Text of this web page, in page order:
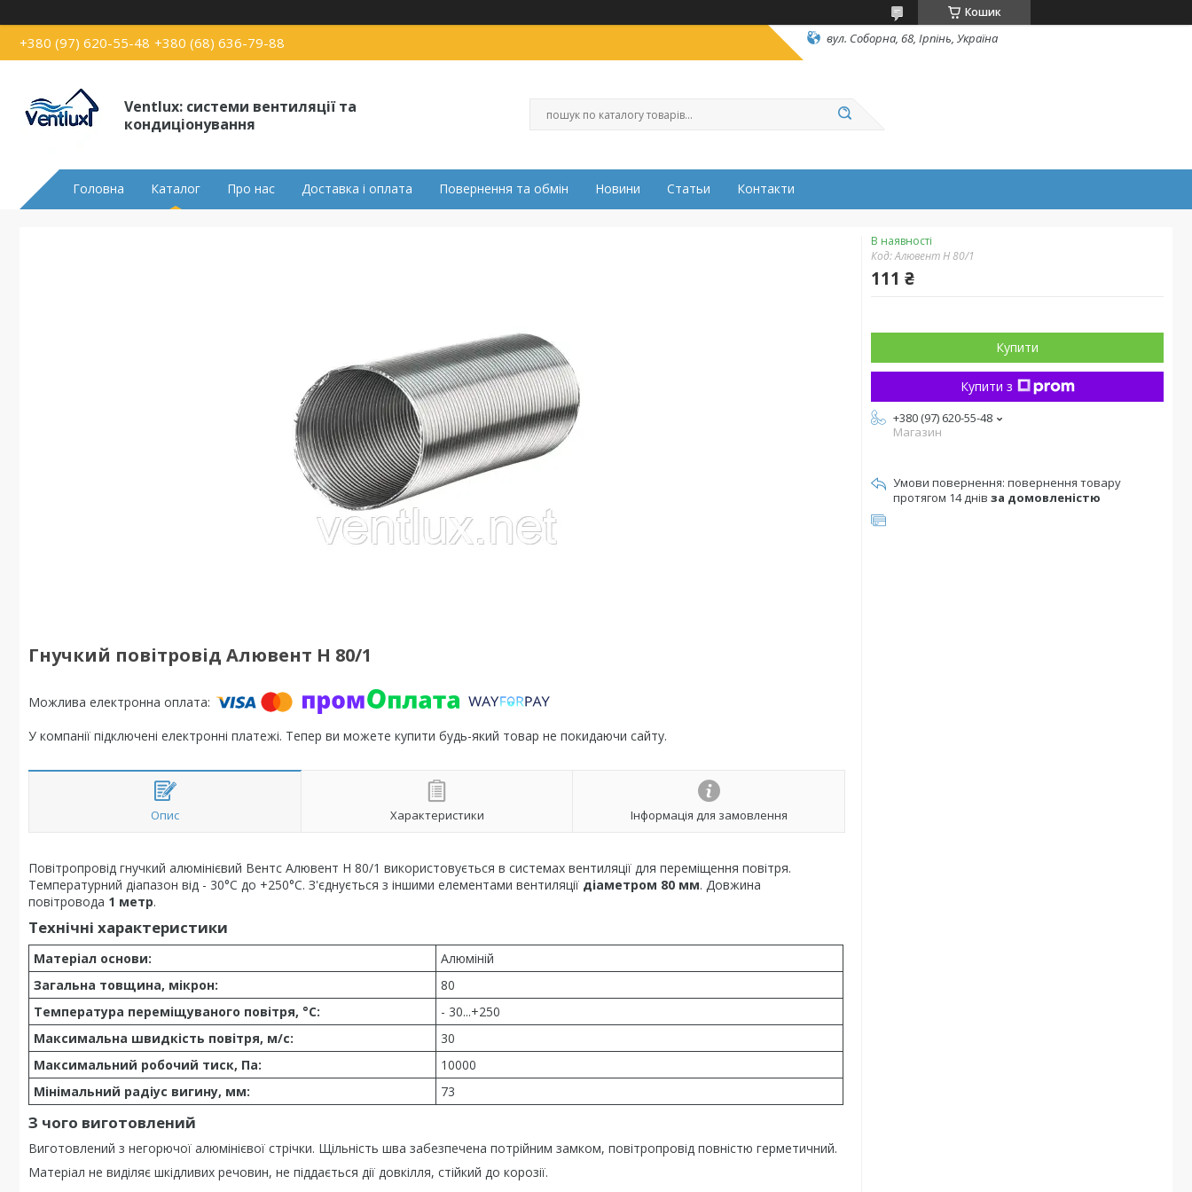
Кошик
+380 (97) 620-55-48 +380 (68) 636-79-88 вул. Соборна, 68, Ірпінь, Україна
Ventlux: системи вентиляції та
кондиціонування
Головна Каталог Про нас Доставка і оплата Повернення та обмін Новини Статьи Контакти
Гнучкий повітровід Алювент Н 80/1
У компанії підключені електронні платежі. Тепер ви можете купити будь-який товар не покидаючи сайту.
Опис Характеристики Інформація для замовлення
Повітропровід гнучкий алюмінієвий Вентс Алювент Н 80/1 використовується в системах вентиляції для переміщення повітря.
Температурний діапазон від - 30°С до +250°С. З'єднується з іншими елементами вентиляції діаметром 80 мм. Довжина
повітровода 1 метр.
Технічні характеристики
Матеріал основи:
Алюміній
Загальна товщина, мікрон:
80
Температура переміщуваного повітря, °C:
- 30...+250
Максимальна швидкість повітря, м/с:
30
Максимальний робочий тиск, Па:
10000
Мінімальний радіус вигину, мм:
73
З чого виготовлений
Виготовлений з негорючої алюмінієвої стрічки. Щільність шва забезпечена потрійним замком, повітропровід повністю герметичний.
Матеріал не виділяє шкідливих речовин, не піддається дії довкілля, стійкий до корозії.
В наявності
Код:Алювент Н 80/1
111 ₴
Купити
Купити з
+380 (97) 620-55-48
Магазин
повернення товару
протягом 14 днів за домовленістю